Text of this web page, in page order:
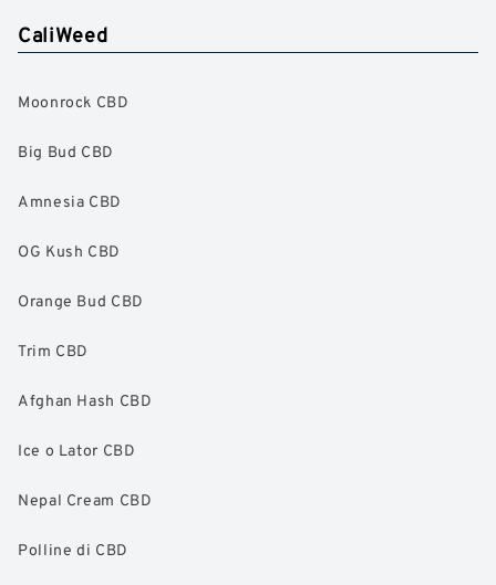
CaliWeed
Moonrock CBD
Big Bud CBD
Amnesia CBD
OG Kush CBD
Orange Bud CBD
Trim CBD
Afghan Hash CBD
Ice o Lator CBD
Nepal Cream CBD
Polline di CBD